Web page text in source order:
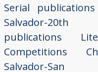
Serial publications
Salvador-
publications
Competitions
Salvador-San